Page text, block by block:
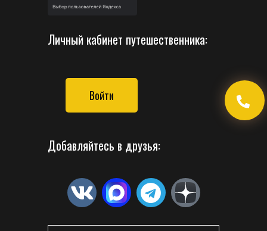
Личный кабинет путешественника:
Войти
Добавляйтесь в друзья: